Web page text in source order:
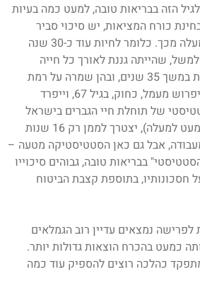
הזה בבריאות טובה, למעט כמה בעיות
כורח המציאות, יש סיכוי סביר
לעבור את גיל 90 ואף למעלה מכך. כלומר לחיות עוד כ-30 שנה
שהייתה גננת לאורך כל חייה
הבוגרים, הייתה פנסיונרית במשך 35 שנים, ובהן שמרה על רמת
חיים טובה.אומנם גבר שיפרוש מעמל, כחוק, בגיל 67, וייפרד
של תוחלת חיי הגברים בישראל
בגיל 83 (גם כאן עיגלתי מעט למעלה), יצטרך לממן רק 16 שנות
אבל גם כאן הסטטיסטיקה מטעה –
בבריאות טובה, גבוהים סיכוייו
20 שנים על חסכונותיו, בתוספת קצבת הביטוח
נמצאים עדיין רוב הגמלאים
כמעט בהכרח הוצאות גדולות יותר.
כהלכה רוצים להספיק עוד כמה